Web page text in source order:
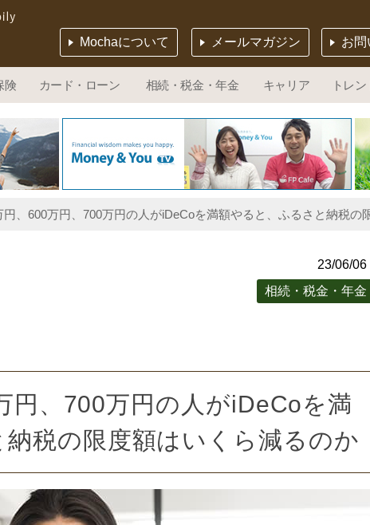
お問
メールマガジン
Mochaについて
険 カード・ローン 相続・税金・年金 キャリア トレン
円、600万円、700万円の人がiDeCoを満額やると、ふるさと納税の
23/06/06
相続・税金・年金
円、700万円の人がiDeCoを満
税の限度額はいくら減るのか